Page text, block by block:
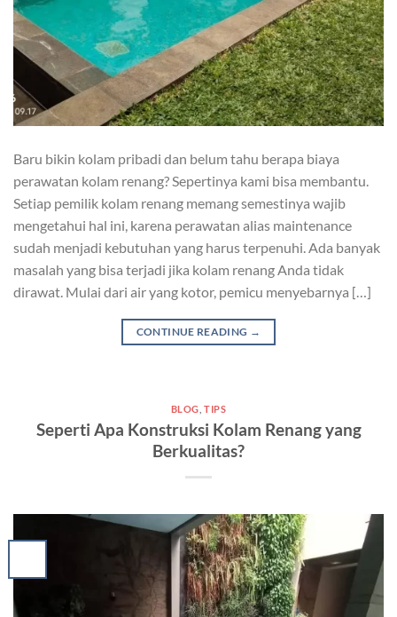
Baru bikin kolam pribadi dan belum tahu berapa biaya
perawatan kolam renang? Sepertinya kami bisa membantu.
Setiap pemilik kolam renang memang semestinya wajib
mengetahui hal ini, karena perawatan alias maintenance
sudah menjadi kebutuhan yang harus terpenuhi. Ada banyak
masalah yang bisa terjadi jika kolam renang Anda tidak
dirawat. Mulai dari air yang kotor, pemicu menyebarnya […]
CONTINUE READING →
BLOG ,TIPS
Seperti Apa Konstruksi Kolam Renang yang
Berkualitas?